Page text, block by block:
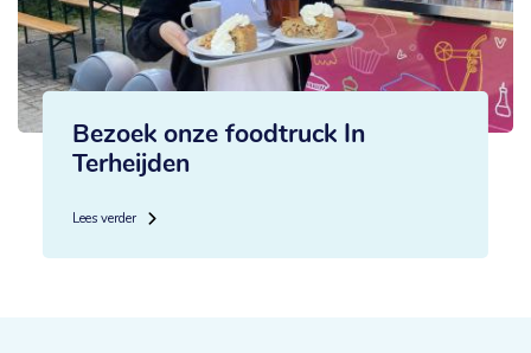
Bezoek onze foodtruck In
Terheijden
Lees verder